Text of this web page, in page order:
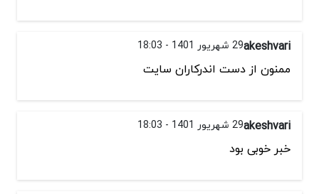
akeshvari29 شهریور 1401 - 18:03
ممنون از دست اندرکاران سایت
akeshvari29 شهریور 1401 - 18:03
خبر خوبی بود